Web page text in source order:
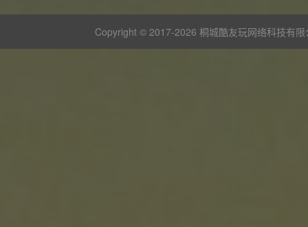
Copyright © 2017-2026 桐城酷友玩网络科技有